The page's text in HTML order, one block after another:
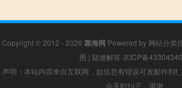
Copyright © 2012 - 2026 靠海网 Powered by 网站分类
图 | 疑难解答 京ICP备
声明：本站内容来自互联网，如信息有错误可发邮件到
会及时纠正，谢谢